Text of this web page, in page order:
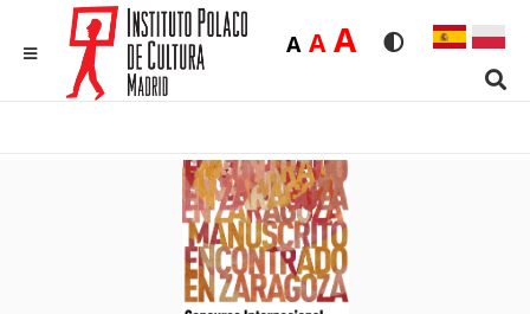
Rozmiar
ADomyślna
AŚrednia
ADużaWersja